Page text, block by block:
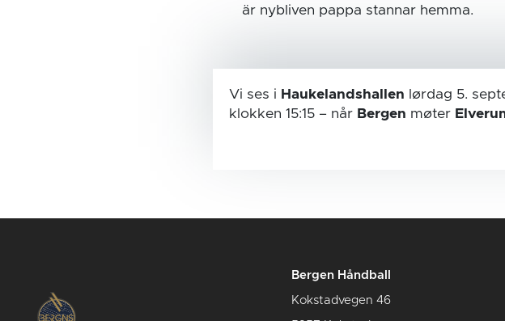
är nybliven pappa stannar hemma.
Vi ses i Haukelandshallen lørdag 5.
klokken 15:15– når Bergen møter
Bergen Håndball
Kokstadvegen 46